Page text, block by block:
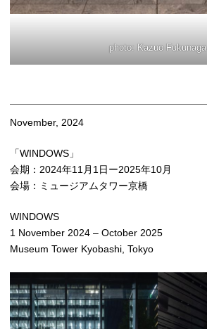
photo: Kazuo Fukunaga
November, 2024
「WINDOWS」
会期：2024年11月1日ー2025年10月
会場：ミュージアムタワー京橋
WINDOWS
1 November 2024 – October 2025
Museum Tower Kyobashi, Tokyo